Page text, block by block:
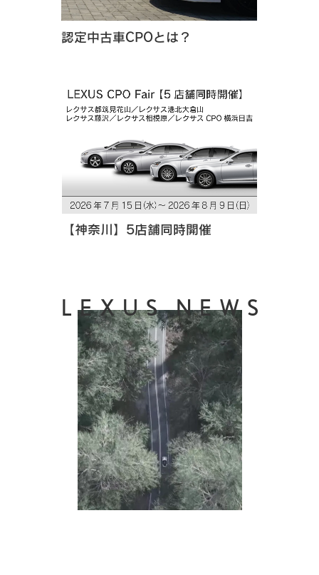
認定中古車CPOとは？
【神奈川】5店舗同時開催
LEXUS NEWS